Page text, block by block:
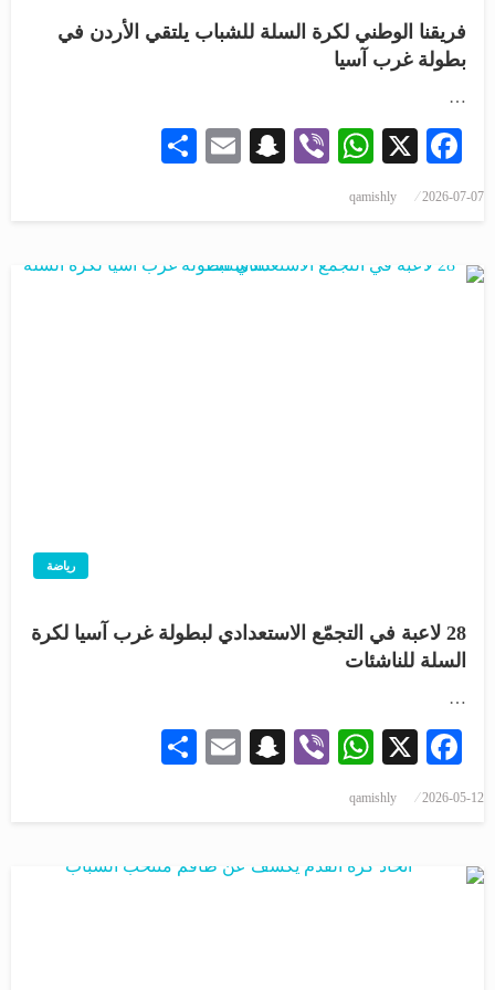
فريقنا الوطني لكرة السلة للشباب يلتقي الأردن في
بطولة غرب آسيا
…
Facebook
X
WhatsApp
Viber
Snapchat
Email
2026-07-07
qamishly
رياضة
28 لاعبة في التجمّع الاستعدادي لبطولة غرب آسيا لكرة
السلة للناشئات
…
Facebook
X
WhatsApp
Viber
Snapchat
Email
2026-05-12
qamishly